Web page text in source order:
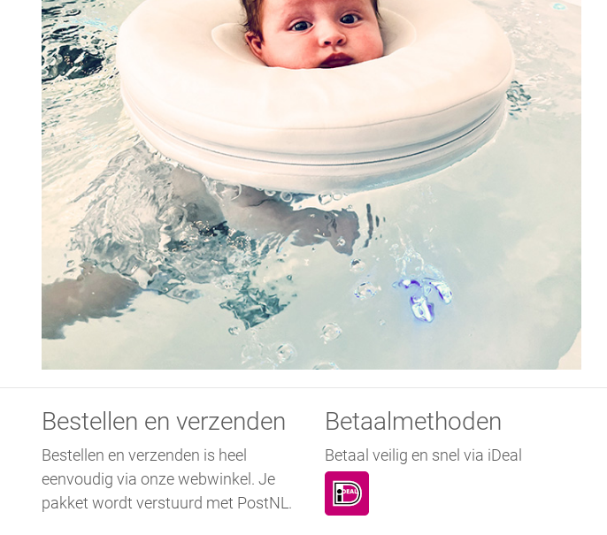
Bestellen en verzenden
Bestellen en verzenden is heel
eenvoudig via onze webwinkel. Je
pakket wordt verstuurd met PostNL.
Betaalmethoden
Betaal veilig en snel via iDeal